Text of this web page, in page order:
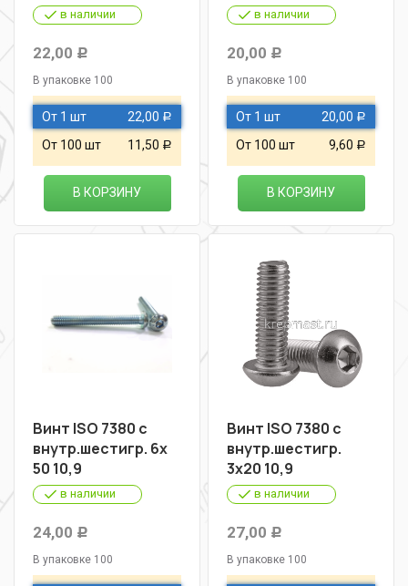
в наличии
22,00 Р
В упаковке 100
От 1 шт 22,00 Р
От 100 шт 11,50 Р
В КОРЗИНУ
в наличии
20,00 Р
В упаковке 100
От 1 шт 20,00 Р
От 100 шт 9,60 Р
В КОРЗИНУ
Винт ISO 7380 с
внутр.шестигр. 6х
50 10,9
в наличии
24,00 Р
В упаковке 100
Винт ISO 7380 с
внутр.шестигр.
3х20 10,9
в наличии
27,00 Р
В упаковке 100